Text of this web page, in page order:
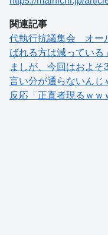
関連記事
代執行抗議集会 オー
ばれる方は減っている
ましが、今回はおよ
言い分が通らないん
反応「正直者現るｗｗ